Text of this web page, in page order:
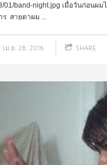
01/band-night.jpg เมื่อวันก่อนผ
สายตาผม ...
เม.ย. 28, 2016 SHARE